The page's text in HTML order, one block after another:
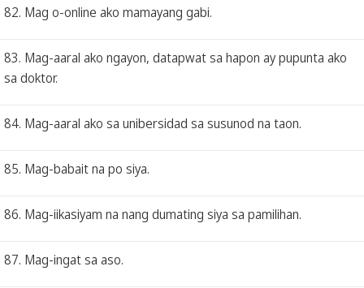
82. Mag o-online ako mamayang gabi.
83. Mag-aaral ako ngayon, datapwat sa hapon ay pupunta ako
sa doktor.
84. Mag-aaral ako sa unibersidad sa susunod na taon.
85. Mag-babait na po siya.
86. Mag-iikasiyam na nang dumating siya sa pamilihan.
87. Mag-ingat sa aso.